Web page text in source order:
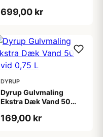
699,00 kr
DYRUP
Dyrup Gulvmaling
Ekstra Dæk Vand 50
169,00 kr